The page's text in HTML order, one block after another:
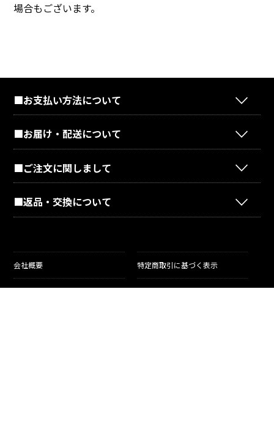
場合もございます。
■お支払い方法について
■お届け・配送について
■ご注文に関しまして
■返品・交換について
会社概要 特定商取引に基づく表示
利用規約 お問い合わせ